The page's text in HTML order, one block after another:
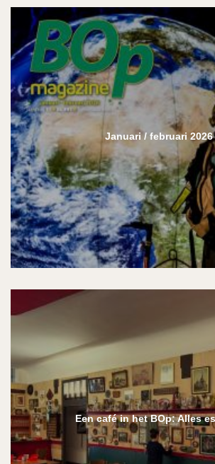
Januari / februari 2026
Een café in het BOp: Alles